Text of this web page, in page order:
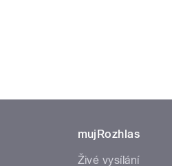
mujRozhlas
Živé vysílání